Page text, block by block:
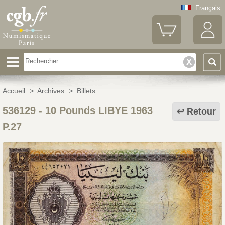
Français
Accueil > Archives > Billets
Retour
536129- 10 Pounds LIBYE 1963
P.27